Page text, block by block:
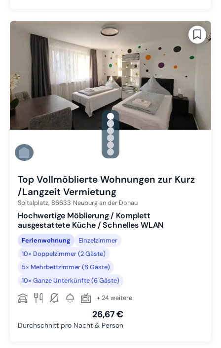
gallery.slide_selector
Zu Slide 1 wechseln
Zu Slide 2 wechseln
Zu Slide 3 wechseln
Zu Slide 4 wechseln
Zu Slide 5 wechseln
Zu Slide 6 wechseln
Top Vollmöblierte Wohnungen zur Kurz
/Langzeit Vermietung
Spitalplatz, 86633 Neuburg an der Donau
Hochwertige Möblierung / Komplett
ausgestattete Küche / Schnelles WLAN
Ferienwohnung
Einzelzimmer
10× Doppelzimmer (2 Gäste)
5× Mehrbettzimmer (6 Gäste)
10× Ganze Unterkünfte (6 Gäste)
+ 24 weitere
26,67 €
Durchschnitt pro Nacht & Person